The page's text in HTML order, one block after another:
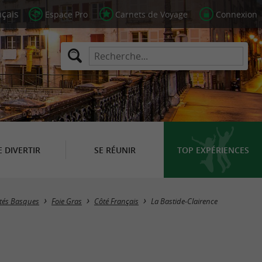
Espace Pro Carnets de Voyage Connexion
DIVERTIR SE RÉUNIR TOP EXPÉRIENCES
Masquer la carte
Basques Foie Gras Côté Français La Bastide-Clairence